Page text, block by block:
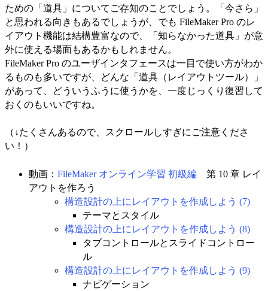
ための「道具」についてご存知のことでしょう。「今さら」
と思われる向きもあるでしょうが、でも FileMaker Pro のレ
イアウト機能は結構豊富なので、「知らなかった道具」が意
外に使える場面もあるかもしれません。
FileMaker Pro のユーザインタフェースは一目で使い方がわか
るものも多いですが、どんな「道具（レイアウトツール）」
があって、どういうふうに使うかを、一度じっくり復習して
おくのもいいですね。
（↓たくさんあるので、スクロールしすぎにご注意くださ
い！）
動画： FileMaker オンライン学習 初級編 第 10 章 レイ
アウトを作ろう
構造設計の上にレイアウトを作成しよう (7)
テーマとスタイル
構造設計の上にレイアウトを作成しよう (8)
タブコントロールとスライドコントロー
ル
構造設計の上にレイアウトを作成しよう (9)
ナビゲーション